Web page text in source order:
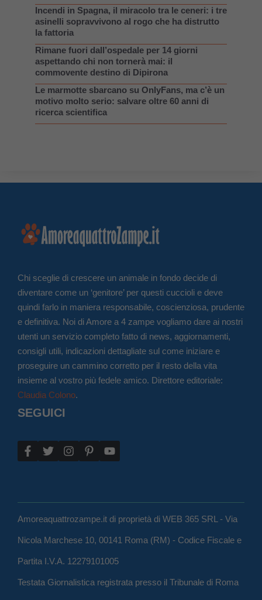
Incendi in Spagna, il miracolo tra le ceneri: i tre
asinelli sopravvivono al rogo che ha distrutto
la fattoria
Rimane fuori dall’ospedale per 14 giorni
aspettando chi non tornerà mai: il
commovente destino di Dipirona
Le marmotte sbarcano su OnlyFans, ma c’è un
motivo molto serio: salvare oltre 60 anni di
ricerca scientifica
Chi sceglie di crescere un animale in fondo decide di
diventare come un ‘genitore’ per questi cuccioli e deve
quindi farlo in maniera responsabile, coscienziosa, prudente
e definitiva. Noi di Amore a 4 zampe vogliamo dare ai nostri
utenti un servizio completo fatto di news, aggiornamenti,
consigli utili, indicazioni dettagliate sul come iniziare e
proseguire un cammino corretto per il resto della vita
insieme al vostro più fedele amico. Direttore editoriale:
Claudia Colono.
SEGUICI
Amoreaquattrozampe.it di proprietà di WEB 365 SRL - Via
Nicola Marchese 10, 00141 Roma (RM) - Codice Fiscale e
Partita I.V.A. 12279101005
Testata Giornalistica registrata presso il Tribunale di Roma